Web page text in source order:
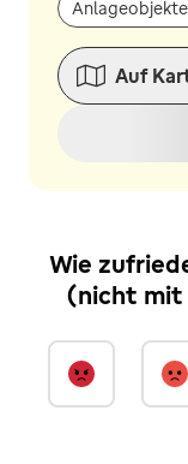
Anlageobjekte
Auf
Wie
(nicht mit